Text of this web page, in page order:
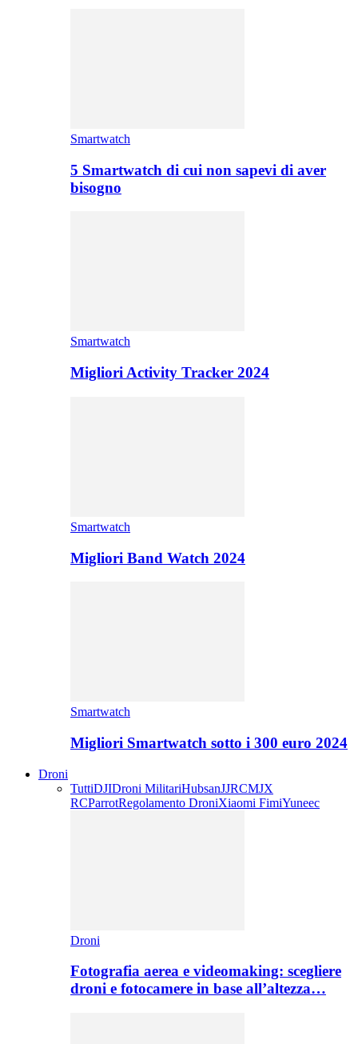
Smartwatch
5 Smartwatch di cui non sapevi di aver
bisogno
Smartwatch
Migliori Activity Tracker 2024
Smartwatch
Migliori Band Watch 2024
Smartwatch
Migliori Smartwatch sotto i 300 euro 2024
Droni
TuttiDJIDroni MilitariHubsanJJRCMJX
RCParrotRegolamento DroniXiaomi FimiYuneec
Droni
Fotografia aerea e videomaking: scegliere
droni e fotocamere in base all’altezza…